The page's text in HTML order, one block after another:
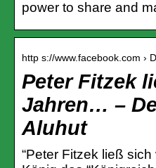
power to share and
http s://www.facebook.com ›
Peter Fitzek
Jahren… –
Aluhut
“Peter Fitzek ließ